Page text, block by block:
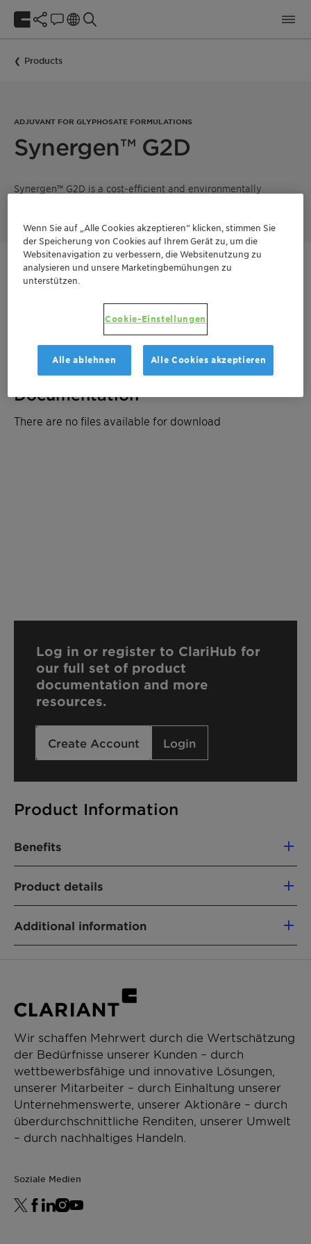
Products
ADJUVANT FOR GLYPHOSATE FORMULATIONS
Synergen™ G2D
Synergen™ G2D is a cost-efficient and environmentally
Kontaktieren Sie uns
Muster bestellen
Kostenvoranschlag anfordern
Product Information
Benefits
favorable labeling
Product details
Betaines
ANWENDUNGEN
Crop protection
Soluble liquids
Additional information
Documentation
There are no files available for download
Log in or register to ClariHub for
our full set of product
documentation and more
resources.
Create Account Login
Wir schaffen Mehrwert durch die Wertschätzung
der Bedürfnisse unserer Kunden – durch
wettbewerbsfähige und innovative Lösungen,
unserer Mitarbeiter – durch Einhaltung unserer
Unternehmenswerte, unserer Aktionäre – durch
überdurchschnittliche Renditen, unserer Umwelt
– durch nachhaltiges Handeln.
Soziale Medien
Wenn Sie auf „Alle Cookies akzeptieren“ klicken, stimmen Sie
der Speicherung von Cookies auf Ihrem Gerät zu, um die
Websitenavigation zu verbessern, die Websitenutzung zu
analysieren und unsere Marketingbemühungen zu
unterstützen.
Cookie-Einstellungen
Alle ablehnen Alle Cookies akzeptieren